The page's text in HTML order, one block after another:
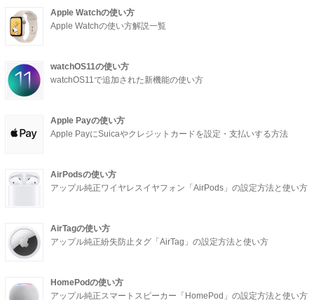
Apple Watchの使い方
Apple Watchの使い方解説一覧
watchOS11の使い方
watchOS11で追加された新機能の使い方
Apple Payの使い方
Apple PayにSuicaやクレジットカードを設定・支払いする方法
AirPodsの使い方
アップル純正ワイヤレスイヤフォン「AirPods」の設定方法と使い方
AirTagの使い方
アップル純正紛失防止タグ「AirTag」の設定方法と使い方
HomePodの使い方
アップル純正スマートスピーカー「HomePod」の設定方法と使い方